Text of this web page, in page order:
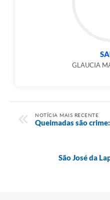
GLAUCIA
NOTÍCIA MAIS RECENTE
Queimadas são
São José da